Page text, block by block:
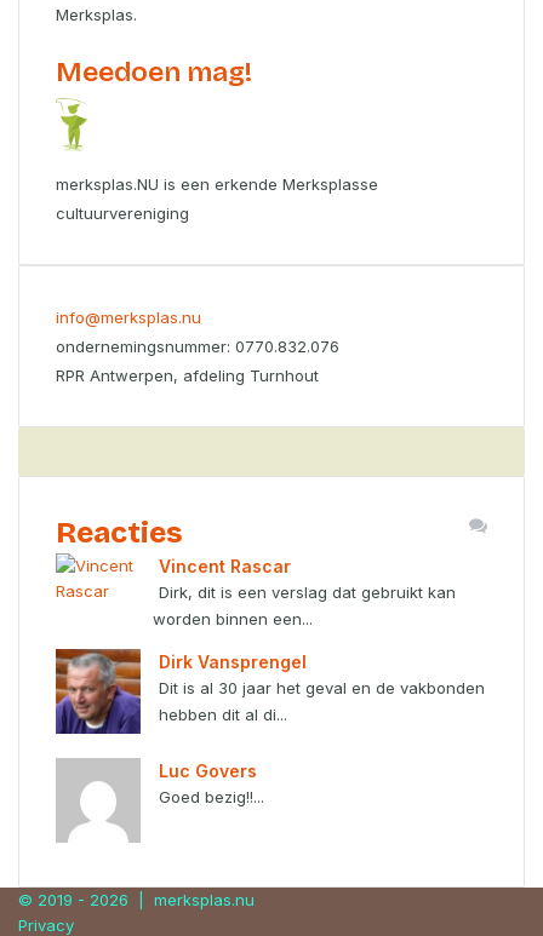
Merksplas.
Meedoen mag!
merksplas.NU is een erkende Merksplasse
cultuurvereniging
info@merksplas.nu
ondernemingsnummer: 0770.832.076
RPR Antwerpen, afdeling Turnhout
Reacties
Vincent Rascar
Dirk, dit is een verslag dat gebruikt kan
worden binnen een...
Dirk Vansprengel
Dit is al 30 jaar het geval en de vakbonden
hebben dit al di...
Luc Govers
Goed bezig!!...
© 2019 - 2026 | merksplas.nu
Privacy